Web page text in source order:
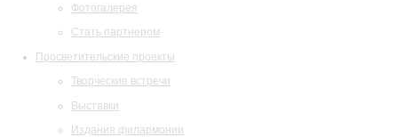
Фотогалерея
Стать партнером
Просветительские проекты
Творческие встречи
Выставки
Издания филармонии